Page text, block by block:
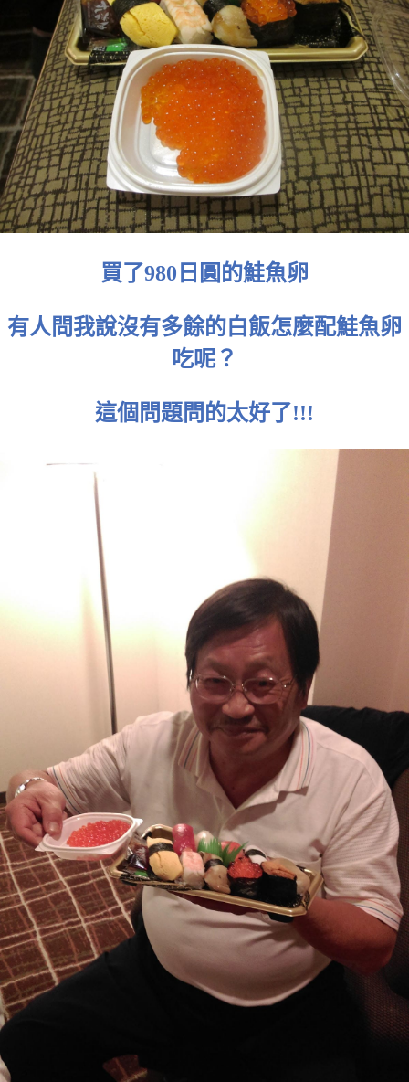
買了980日圓的鮭魚卵
有人問我說沒有多餘的白飯怎麼配鮭魚卵
吃呢？
這個問題問的太好了!!!